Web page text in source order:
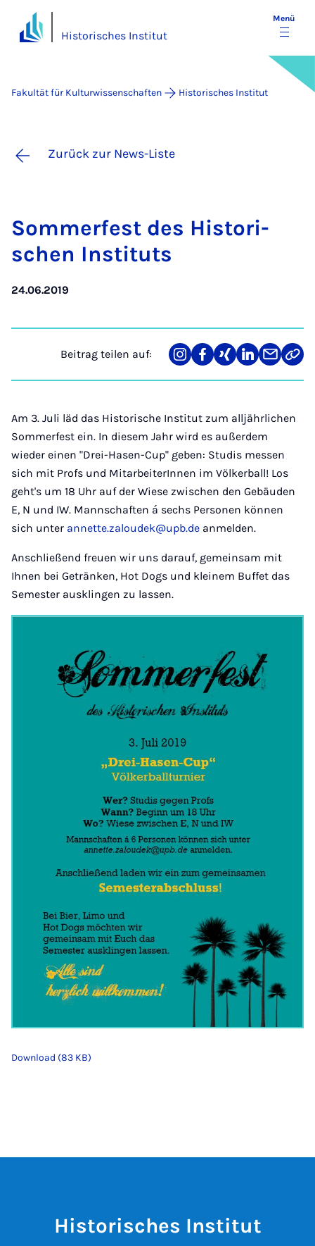
Historisches Institut
Menü
Fakultät für Kulturwissenschaften Historisches Institut
Zurück zur News-Liste
Som­mer­fest des His­to­ri­
schen In­sti­tuts
24.06.2019
Beitrag teilen auf:
Teilen
auf
Teilen
auf
Teilen
auf
Teilen
auf
Teilen
über
Mail
Link
Am 3. Juli läd das Historische Institut zum alljährlichen
Sommerfest ein. In diesem Jahr wird es außerdem
wieder einen "Drei-Hasen-Cup" geben: Studis messen
sich mit Profs und MitarbeiterInnen im Völkerball! Los
geht's um 18 Uhr auf der Wiese zwischen den Gebäuden
E, N und IW. Mannschaften á sechs Personen können
sich unter annette.zaloudek@upb.de anmelden.
Anschließend freuen wir uns darauf, gemeinsam mit
Ihnen bei Getränken, Hot Dogs und kleinem Buffet das
Semester ausklingen zu lassen.
Download (83 KB)
Historisches Institut